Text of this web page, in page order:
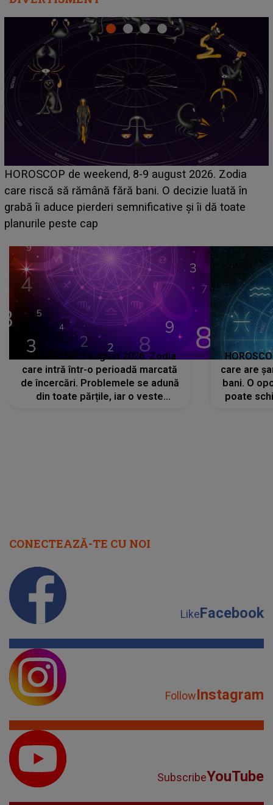
Emanuel a ținut ACEST DETALIU ASCUNS până
acum! În fața Alexandrei, concurentul din Casa Iubirii
face o MĂRTURISIRE NEAȘTEPTATĂ despre mama
sa: "I-am spus și ei în față, eu nu te iubesc pentru
HOROSCOP 7 august 2026. Zodia
care intră într-o perioadă marcată
de încercări. Problemele se adună
din toate părțile, iar o veste
care are
bani. O
poate
CONECTEAZĂ-TE CU NOI
LikeFacebook
FollowInstagram
SubscribeYouTube